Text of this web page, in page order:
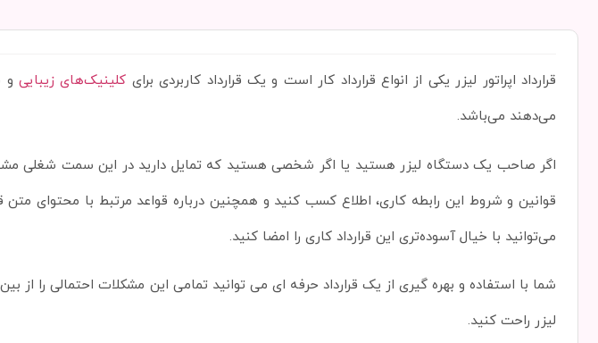
قرارداد اپراتور لیزر یکی از انواع قرارداد کار است و یک قرارداد کاربردی برای کلینیک‌های زیبایی و
می‌دهند می‌باشد.
اگر صاحب یک دستگاه لیزر هستید یا اگر شخصی هستید که تمایل دارید در این سمت شغلی
قوانین و شروط این رابطه کاری، اطلاع کسب کنید و همچنین درباره قواعد مرتبط با محتوای متن
می‌توانید با خیال آسوده‌تری این قرارداد کاری را امضا کنید.
شما با استفاده و بهره گیری از یک قرارداد حرفه ای می توانید تمامی این مشکلات احتمالی را از بین
لیزر راحت کنید.